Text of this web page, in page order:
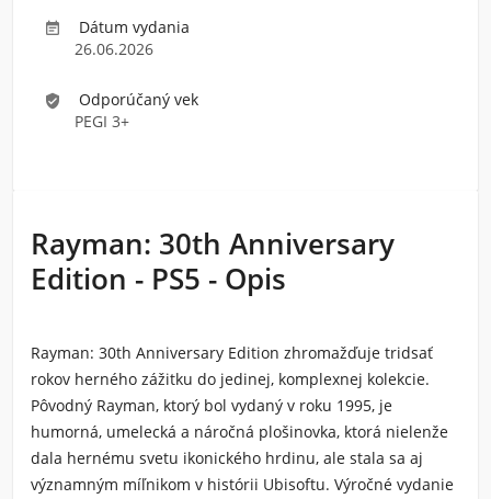

Dátum vydania
26.06.2026
verified_user
Odporúčaný vek
PEGI 3+
Rayman: 30th Anniversary
Edition - PS5 - Opis
Rayman: 30th Anniversary Edition zhromažďuje tridsať
rokov herného zážitku do jedinej, komplexnej kolekcie.
Pôvodný Rayman, ktorý bol vydaný v roku 1995, je
humorná, umelecká a náročná plošinovka, ktorá nielenže
dala hernému svetu ikonického hrdinu, ale stala sa aj
významným míľnikom v histórii Ubisoftu. Výročné vydanie